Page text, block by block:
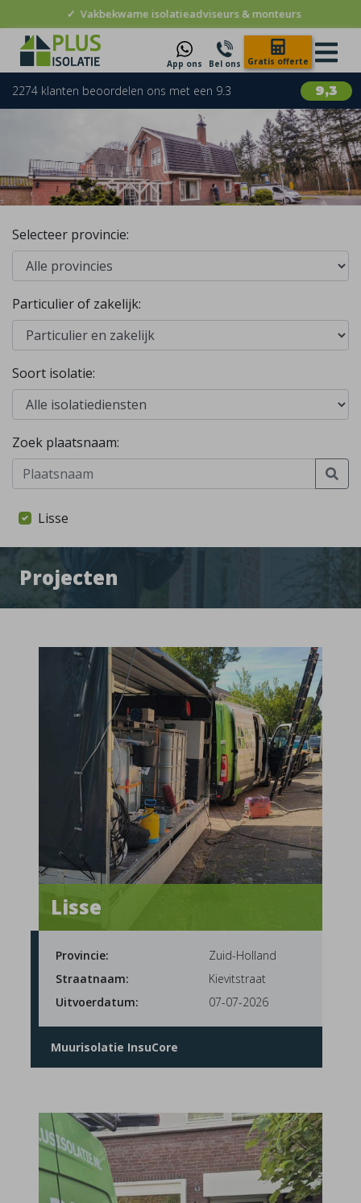
✓ Vakbekwame isolatieadviseurs & monteurs
App ons Bel ons Gratis offerte
9,3
2274 klanten beoordelen ons met een 9.3
Selecteer provincie:
Particulier of zakelijk:
Soort isolatie:
Zoek plaatsnaam:
Lisse
Projecten
Lisse
Provincie:
Zuid-Holland
Straatnaam:
Kievitstraat
Uitvoerdatum:
07-07-2026
Muurisolatie InsuCore